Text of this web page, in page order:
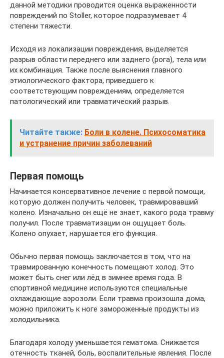
данной методики проводится оценка выраженности
повреждений по Stoller, которое подразумевает 4
степени тяжести.
Исходя из локализации повреждения, выделяется
разрыв области переднего или заднего (рога), тела или
их комбинация. Также после выяснения главного
этиологического фактора, приведшего к
соответствующим повреждениям, определяется
патологический или травматический разрыв.
Читайте также: Боли в колене. Психосоматика
и устранение причин заболеваний
Первая помощь
Начинается консервативное лечение с первой помощи,
которую должен получить человек, травмировавший
колено. Изначально он ещё не знает, какого рода травму
получил. После травматизации он ощущает боль.
Колено опухает, нарушается его функция.
Обычно первая помощь заключается в том, что на
травмированную конечность помещают холод. Это
может быть снег или лёд в зимнее время года. В
спортивной медицине используются специальные
охлаждающие аэрозоли. Если травма произошла дома,
можно приложить к ноге замороженные продукты из
холодильника.
Благодаря холоду уменьшается гематома. Снижается
отечность тканей, боль, воспалительные явления. После